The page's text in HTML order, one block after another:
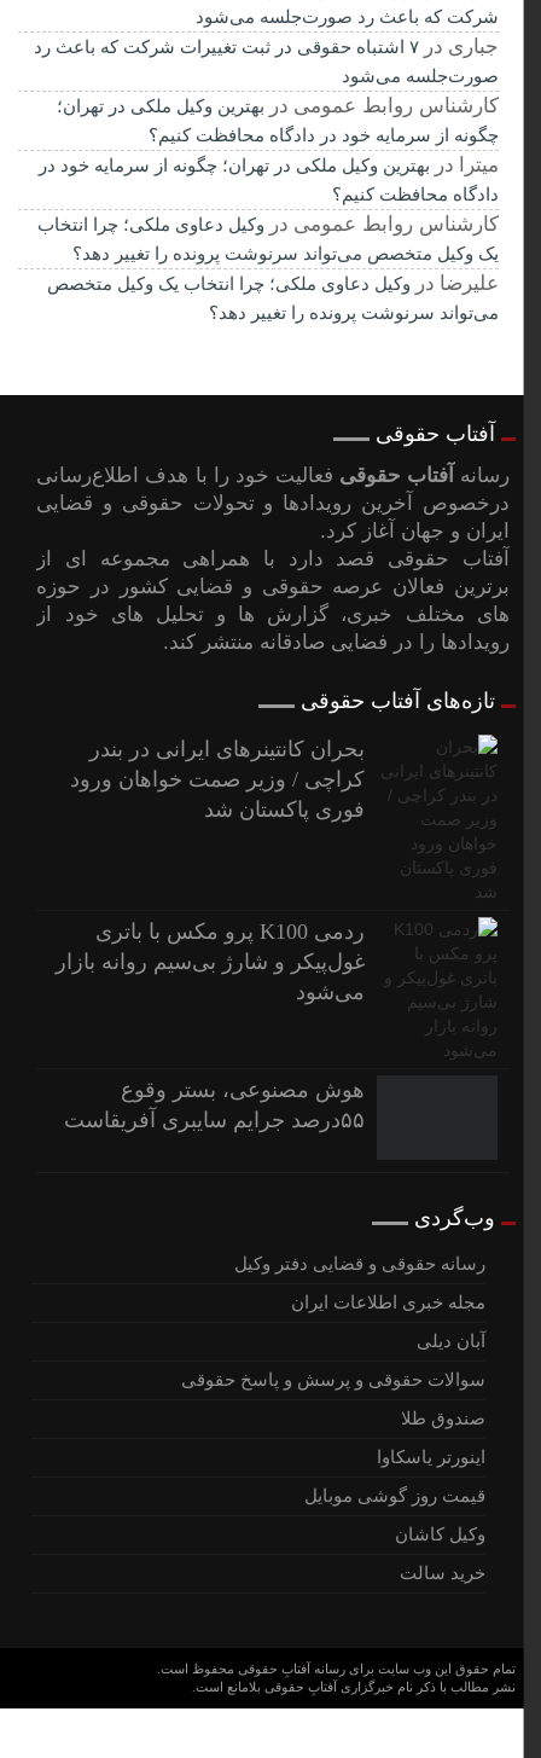
شرکت که باعث رد صورت‌جلسه می‌شود
جباری در
۷ اشتباه حقوقی در ثبت تغییرات شرکت که باعث رد
صورت‌جلسه می‌شود
کارشناس روابط عمومیدربهترین وکیل ملکی در تهران؛
چگونه از سرمایه خود در دادگاه محافظت کنیم؟
میترادربهترین وکیل ملکی در تهران؛ چگونه از سرمایه خود در
دادگاه محافظت کنیم؟
کارشناس روابط عمومیدروکیل دعاوی ملکی؛ چرا انتخاب
یک وکیل متخصص می‌تواند سرنوشت پرونده را تغییر دهد؟
علیرضادروکیل دعاوی ملکی؛ چرا انتخاب یک وکیل متخصص
می‌تواند سرنوشت پرونده را تغییر دهد؟
آفتاب حقوقی
رسانهآفتاب حقوقیفعالیت خود را با هدف اطلاع‌رسانی
درخصوص آخرین رویدادها و تحولات حقوقی و قضایی
ایران و جهان آغاز کرد.
آفتاب حقوقی قصد دارد با همراهی مجموعه ای از
برترین فعالان عرصه حقوقی و قضایی کشور در حوزه
های مختلف خبری، گزارش ها و تحلیل های خود از
رویدادها را در فضایی صادقانه منتشر کند.
تازه‌های آفتاب حقوقی
بحران کانتینر‌های ایرانی در بندر
کراچی / وزیر صمت خواهان ورود
فوری پاکستان شد
ردمی K100 پرو مکس با باتری
غول‌پیکر و شارژ بی‌سیم روانه بازار
می‌شود
هوش مصنوعی، بستر وقوع
۵۵درصد جرایم سایبری آفریقاست
وب‌گردی
رسانه حقوقی و قضایی دفتر وکیل
مجله خبری اطلاعات ایران
آبان دیلی
سوالات حقوقی و پرسش و پاسخ حقوقی
صندوق طلا
اینورتر یاسکاوا
قیمت روز گوشی موبایل
وکیل کاشان
خرید سالت
تمام حقوق این وب سایت برای رسانه آفتابِ حقوقی محفوظ است.
نشر مطالب با ذکر نام خبرگزاری آفتابِ حقوقی بلامانع است.